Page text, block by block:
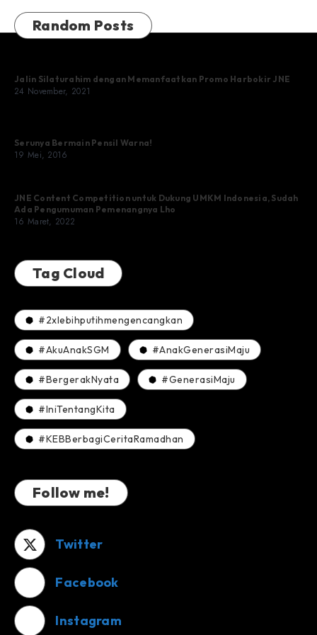
Random Posts
Jalin Silaturahim dengan Memanfaatkan Promo Harbokir JNE
24 November, 2021
Serunya Bermain Pensil Warna!
19 Mei, 2016
JNE Content Competition untuk Dukung UMKM Indonesia, Sudah
Ada Pengumuman Pemenangnya Lho
16 Maret, 2022
Tag Cloud
#2xlebihputihmengencangkan
#AkuAnakSGM #AnakGenerasiMaju
#BergerakNyata #GenerasiMaju
#IniTentangKita
#KEBBerbagiCeritaRamadhan
Follow me!
Twitter
Facebook
Instagram